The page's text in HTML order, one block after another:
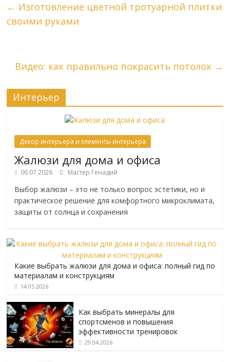
← Изготовление цветной тротуарной плитки
своими руками
Видео: как правильно покрасить потолок →
Интерьер
Декор интерьера и элементы интерьера
Жалюзи для дома и офиса
06.07.2026 Мастер Генадий
Выбор жалюзи – это не только вопрос эстетики, но и
практическое решение для комфортного микроклимата,
защиты от солнца и сохранения
Какие выбрать жалюзи для дома и офиса: полный гид по
материалам и конструкциям
14.05.2026
Как выбрать минералы для
спортсменов и повышения
эффективности тренировок
29.04.2026